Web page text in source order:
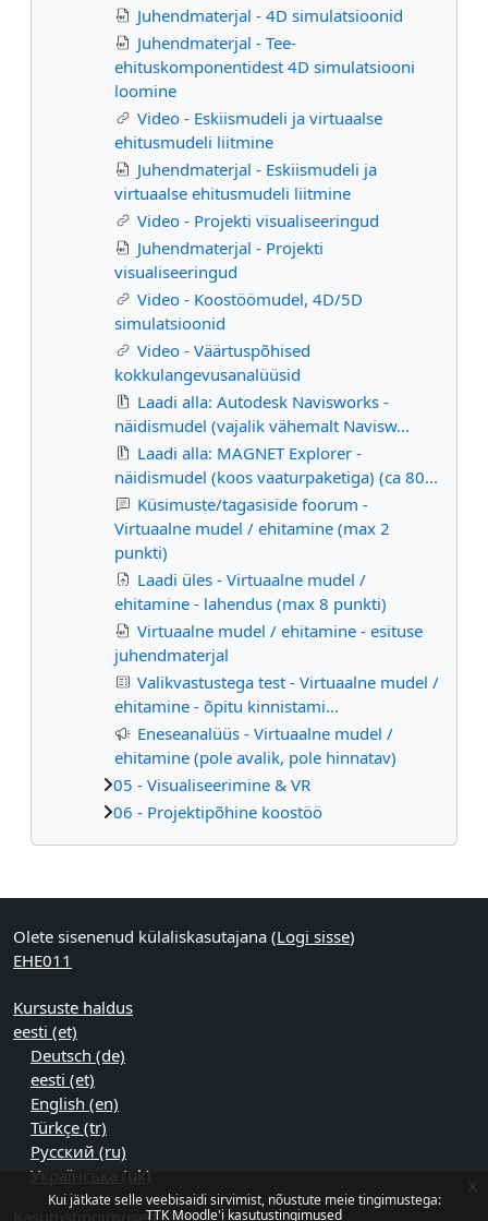
Kui jätkate selle veebisaidi sirvimist, nõustute meie tingimustega:
TTK Moodle'i kasutustingimused
x
Juhendmaterjal - 4D simulatsioonid
Juhendmaterjal - Tee-
ehituskomponentidest 4D simulatsiooni
loomine
Video - Eskiismudeli ja virtuaalse
ehitusmudeli liitmine
Juhendmaterjal - Eskiismudeli ja
virtuaalse ehitusmudeli liitmine
Video - Projekti visualiseeringud
Juhendmaterjal - Projekti
visualiseeringud
Video - Koostöömudel, 4D/5D
simulatsioonid
Video - Väärtuspõhised
kokkulangevusanalüüsid
Laadi alla: Autodesk Navisworks -
näidismudel (vajalik vähemalt Navisw...
Laadi alla: MAGNET Explorer -
näidismudel (koos vaaturpaketiga) (ca 80...
Küsimuste/tagasiside foorum -
Virtuaalne mudel / ehitamine (max 2
punkti)
Laadi üles - Virtuaalne mudel /
ehitamine - lahendus (max 8 punkti)
Virtuaalne mudel / ehitamine - esituse
juhendmaterjal
Valikvastustega test - Virtuaalne mudel /
ehitamine - õpitu kinnistami...
Eneseanalüüs - Virtuaalne mudel /
ehitamine (pole avalik, pole hinnatav)
05 - Visualiseerimine & VR
06 - Projektipõhine koostöö
Supplementary blocks
Olete sisenenud külaliskasutajana (Logi sisse)
EHE011
Kursuste haldus
eesti ‎(et)‎
Deutsch ‎(de)‎
eesti ‎(et)‎
English ‎(en)‎
Türkçe ‎(tr)‎
Русский ‎(ru)‎
Українська ‎(uk)‎
Kasutustingimused